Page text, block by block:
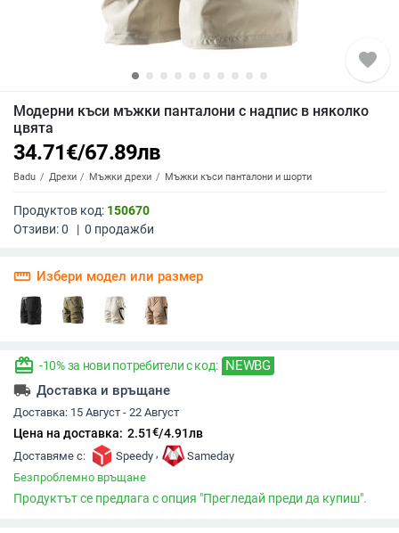
favorite
Модерни къси мъжки панталони с надпис в няколко
цвята
34.71€/67.89лв
Badu Дрехи Мъжки дрехи Мъжки къси панталони и шорти
Продуктов код: 150670
Отзиви:0 | 0 продажби
straighten Избери модел или размер
redeem -10% за нови потребители с код: NEWBG
local_shipping Доставка и връщане
Доставка: 15 Август - 22 Август
Цена на доставка: 2.51€/4.91лв
Доставяме с: Speedy ,
Sameday
Безпроблемно връщане
Продуктът се предлага с опция "Прегледай преди да купиш".